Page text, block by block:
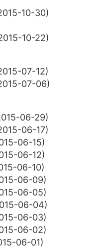
10-30)
10-22)
07-12)
07-06)
06-29)
06-17)
06-15)
06-12)
06-10)
06-09)
06-05)
06-04)
06-03)
06-02)
06-01)